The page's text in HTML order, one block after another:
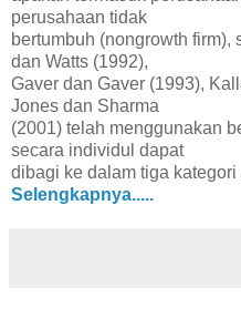
perusahaan tidak
bertumbuh (nongrowth
dan Watts (1992),
Gaver dan Gaver (1993),
Jones dan Sharma
(2001) telah menggunakan
secara individul dapat
dibagi ke dalam tiga kategori
Selengkapnya.....